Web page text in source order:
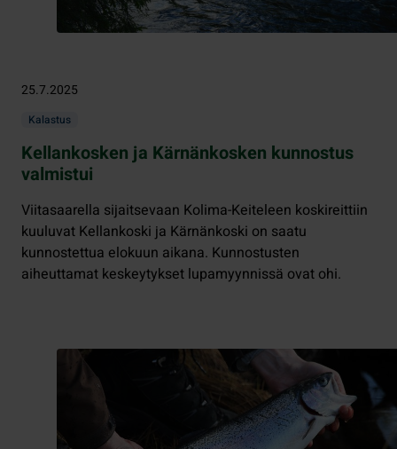
25.7.2025
Kalastus
Kellankosken ja Kärnänkosken kunnostus
valmistui
Viitasaarella sijaitsevaan Kolima-Keiteleen koskireittiin
kuuluvat Kellankoski ja Kärnänkoski on saatu
kunnostettua elokuun aikana. Kunnostusten
aiheuttamat keskeytykset lupamyynnissä ovat ohi.